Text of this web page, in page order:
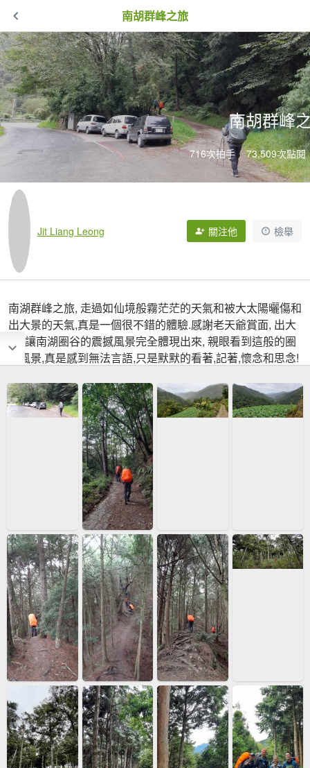
南胡群峰之旅
南胡群峰
716次拍手 73,509次點閱
Jit Liang Leong 關注他 檢舉
南湖群峰之旅, 走過如仙境般霧茫茫的天氣和被大太陽曬傷和
出大景的天氣,真是一個很不錯的體驗.感謝老天爺賞面, 出大
景, 讓南湖圈谷的震撼風景完全體現出來, 親眼看到這般的圈
谷風景,真是感到無法言語,只是默默的看著,記著,懷念和思念!